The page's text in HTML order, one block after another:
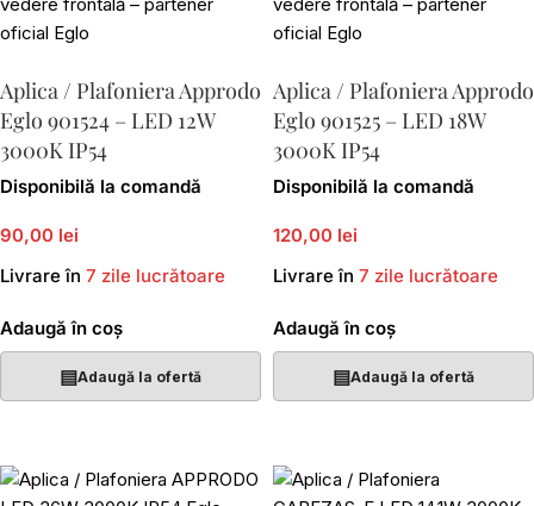
Aplica / Plafoniera Approdo
Eglo 901524 – LED 12W
3000K IP54
Disponibilă la comandă
90,00 lei
Livrare în 7 zile lucrătoare
Adaugă în coș
▤Adaugă la ofertă
Aplica / Plafoniera Approdo
Eglo 901525 – LED 18W
3000K IP54
Disponibilă la comandă
120,00 lei
Livrare în 7 zile lucrătoare
Adaugă în coș
▤Adaugă la ofertă